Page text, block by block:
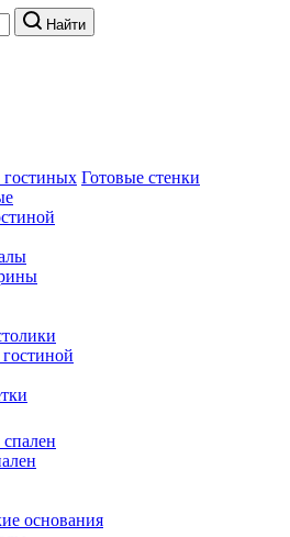
Найти
гостиных Готовые стенки
основания